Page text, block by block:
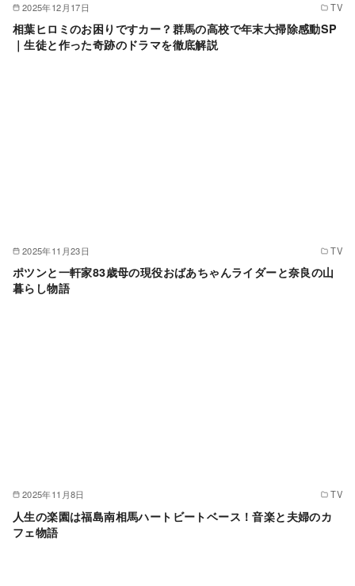
2025年12月17日 TV
相葉ヒロミのお困りですカー？群馬の高校で年末大掃除感動SP
｜生徒と作った奇跡のドラマを徹底解説
2025年11月23日 TV
ポツンと一軒家83歳母の現役おばあちゃんライダーと奈良の山
暮らし物語
2025年11月8日 TV
人生の楽園は福島南相馬ハートビートベース！音楽と夫婦のカ
フェ物語